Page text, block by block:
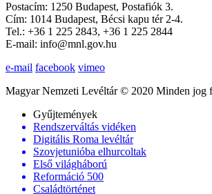
Postacím: 1250 Budapest, Postafiók 3.
Cím: 1014 Budapest, Bécsi kapu tér 2-4.
Tel.: +36 1 225 2843, +36 1 225 2844
E-mail: info@mnl.gov.hu
e-mail facebook vimeo
Magyar Nemzeti Levéltár © 2020 Minden jog
Gyűjtemények
Rendszerváltás vidéken
Digitális Roma levéltár
Szovjetunióba elhurcoltak
Első világháború
Reformáció 500
Családtörténet